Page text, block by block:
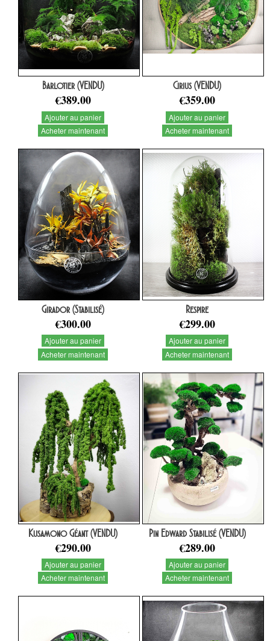
Barlotier (VENDU)
€389.00
Ajouter au panier
Acheter maintenant
Cirius (VENDU)
€359.00
Ajouter au panier
Acheter maintenant
Girador (Stabilisé)
€300.00
Ajouter au panier
Acheter maintenant
Respire
€299.00
Ajouter au panier
Acheter maintenant
Kusamono Géant (VENDU)
€290.00
Ajouter au panier
Acheter maintenant
Pin Edward Stabilisé (VENDU)
€289.00
Ajouter au panier
Acheter maintenant